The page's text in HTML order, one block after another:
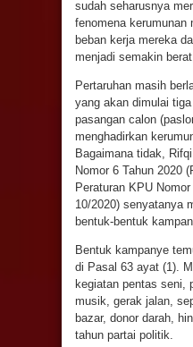
sudah seharusnya
fenomena kerumunan
beban kerja mereka
menjadi semakin
Pertaruhan masih
yang akan dimulai
pasangan calon
menghadirkan
Bagaimana tidak,
Nomor 6 Tahun 2020
Peraturan KPU
10/2020) senyatanya
bentuk-bentuk
Bentuk kampanye
di Pasal 63 ayat (1).
kegiatan pentas seni,
musik, gerak jalan,
bazar, donor darah,
tahun partai politik.